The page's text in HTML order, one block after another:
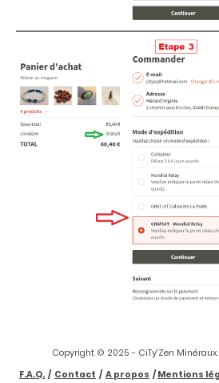
Copyright © 2025 - CiTy'Zen Minéraux.
F.A.Q. / Contact / A propos /Mentions